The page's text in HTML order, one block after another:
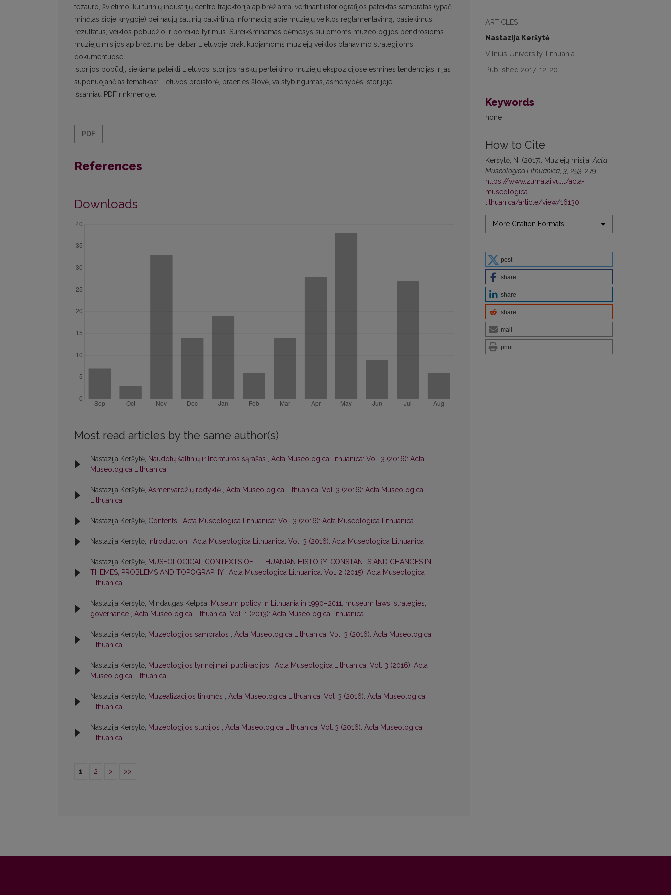
ARTICLES
Nastazija Keršytė
Vilnius University, Lithuania
Published 2017-12-20
Keywords
none
How to Cite
Keršytė, N. (2017). Muziejų misija. Acta
Museologica Lithuanica 3 , 253-279.
https://www.zurnalai.vu.lt/acta-
museologica-
lithuanica/article/view/16130
More Citation Formats
post
share
share
share
mail
print
tezauro, švietimo, kultūrinių industrijų centro trajektorija apibrėžiama, vertinant istoriografijos pateiktas sampratas (ypač
minėtas šioje knygoje) bei naujų šaltinių patvirtintą informaciją apie muziejų veiklos reglamentavimą, pasiekimus,
rezultatus, veiklos pobūdžio ir poreikio tyrimus. Sureikšminamas dėmesys siūlomoms muzeologijos bendrosioms
muziejų misijos apibrėžtims bei dabar Lietuvoje praktikuojamoms muziejų veiklos planavimo strategijoms
dokumentuose.
istorijos pobūdį, siekiama pateikti Lietuvos istorijos raiškų perteikimo muziejų ekspozicijose esmines tendencijas ir jas
suponuojančias tematikas: Lietuvos proistorė, praeities šlovė, valstybingumas, asmenybės istorijoje.
Išsamiau PDF rinkmenoje.
PDF
References
Downloads
Most read articles by the same author(s)
Nastazija Keršytė, Naudotų šaltinių ir literatūros sąrašas , Acta Museologica Lithuanica: Vol. 3 (2016): Acta
Museologica Lithuanica
Nastazija Keršytė, Asmenvardžių rodyklė , Acta Museologica Lithuanica: Vol. 3 (2016): Acta Museologica
Lithuanica
Nastazija Keršytė, Contents , Acta Museologica Lithuanica: Vol. 3 (2016): Acta Museologica Lithuanica
Nastazija Keršytė, Introduction , Acta Museologica Lithuanica: Vol. 3 (2016): Acta Museologica Lithuanica
Nastazija Keršytė, MUSEOLOGICAL CONTEXTS OF LITHUANIAN HISTORY. CONSTANTS AND CHANGES IN
THEMES, PROBLEMS AND TOPOGRAPHY , Acta Museologica Lithuanica: Vol. 2 (2015): Acta Museologica
Lithuanica
Nastazija Keršytė, Mindaugas Kelpša, Museum policy in Lithuania in 1990–2011: museum laws, strategies,
governance , Acta Museologica Lithuanica: Vol. 1 (2013): Acta Museologica Lithuanica
Nastazija Keršytė, Muzeologijos sampratos , Acta Museologica Lithuanica: Vol. 3 (2016): Acta Museologica
Lithuanica
Nastazija Keršytė, Muzeologijos tyrinėjimai, publikacijos , Acta Museologica Lithuanica: Vol. 3 (2016): Acta
Museologica Lithuanica
Nastazija Keršytė, Muzealizacijos linkmės , Acta Museologica Lithuanica: Vol. 3 (2016): Acta Museologica
Lithuanica
Nastazija Keršytė, Muzeologijos studijos , Acta Museologica Lithuanica: Vol. 3 (2016): Acta Museologica
Lithuanica
1 2 > >>